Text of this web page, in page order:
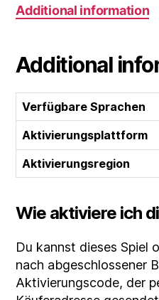
Additional information
Additional
Verfügbare Sprachen
Aktivierungsplattform
Aktivierungsregion
Wie aktiviere ich
Du kannst dieses Spiel
nach abgeschlossener
Aktivierungscode, der